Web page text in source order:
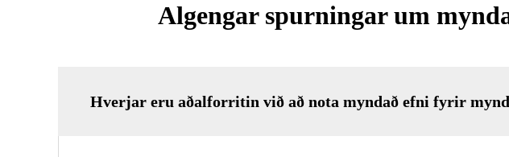
Algengar spurningar um
Hverjar eru aðalforritin við að nota myndað efni fyrir